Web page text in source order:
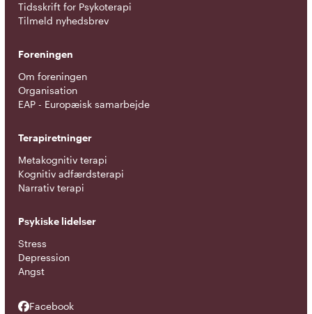
Tidsskrift for Psykoterapi
Tilmeld nyhedsbrev
Foreningen
Om foreningen
Organisation
EAP - Europæisk samarbejde
Terapiretninger
Metakognitiv terapi
Kognitiv adfærdsterapi
Narrativ terapi
Psykiske lidelser
Stress
Depression
Angst
Facebook
Facebook